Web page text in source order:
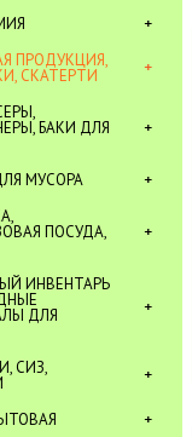
ПРОДУКЦИЯ,
СКАТЕРТИ
БАКИ ДЛЯ
МУСОРА
ПОСУДА,
ИНВЕНТАРЬ
ДЛЯ
СИЗ,